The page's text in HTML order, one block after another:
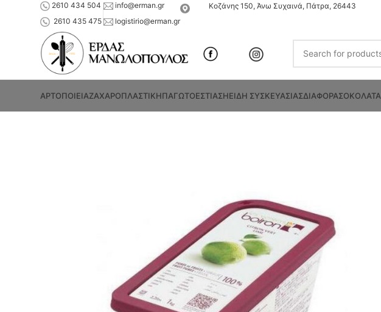
2610 434 504
2610 435 475
info@erman.gr
logistirio@erman.gr
Κοζάνης 150, Άνω Συχαινά, Πάτρα, 26443
ΑΡΤΟΠΟΙΕΙΑΖΑΧΑΡΟΠΛΑΣΤΙΚΗΠΑΓΩΤΟΕΣΤΙΑΣΗΕΙΔΗ ΣΥΣΚΕΥΑΣΙΑΣΔΙΑΦΟΡΑΣΟΚΟΛΑΤΑ